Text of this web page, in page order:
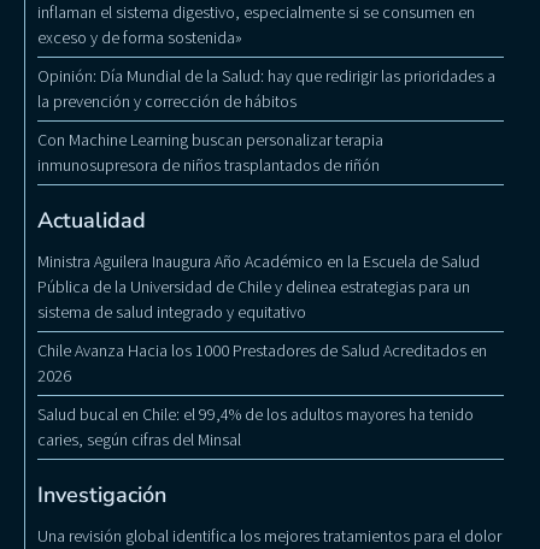
inflaman el sistema digestivo, especialmente si se consumen en
exceso y de forma sostenida»
Opinión: Día Mundial de la Salud: hay que redirigir las prioridades a
la prevención y corrección de hábitos
Con Machine Learning buscan personalizar terapia
inmunosupresora de niños trasplantados de riñón
Actualidad
Ministra Aguilera Inaugura Año Académico en la Escuela de Salud
Pública de la Universidad de Chile y delinea estrategias para un
sistema de salud integrado y equitativo
Chile Avanza Hacia los 1000 Prestadores de Salud Acreditados en
2026
Salud bucal en Chile: el 99,4% de los adultos mayores ha tenido
caries, según cifras del Minsal
Investigación
Una revisión global identifica los mejores tratamientos para el dolor